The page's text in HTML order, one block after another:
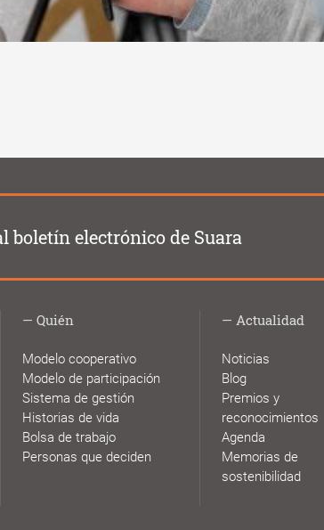
boletín electrónico de Suara
Quién
Modelo cooperativo
Modelo de participación
Sistema de gestión
Historias de vida
Bolsa de trabajo
Personas que deciden
Actualidad
Noticias
Blog
Premios y
reconocimientos
Agenda
Memorias de
sostenibilidad